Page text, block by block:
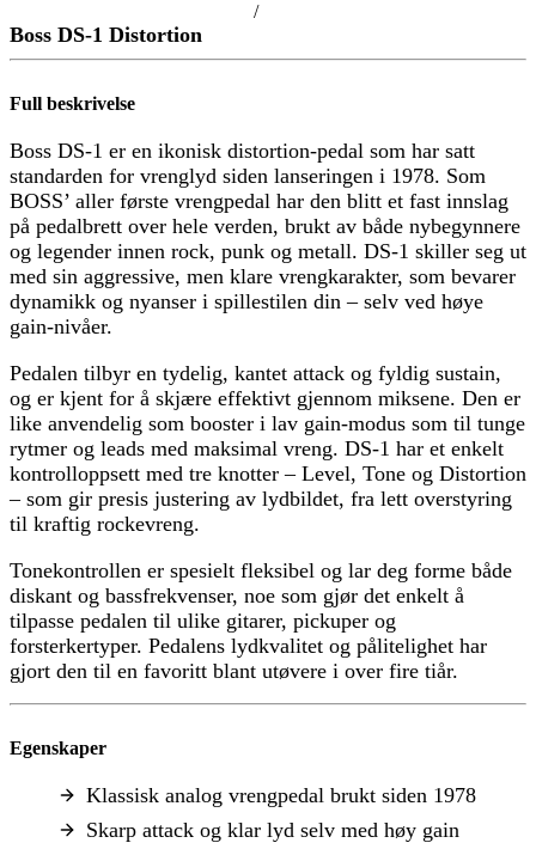
/
Boss DS-1 Distortion
Full beskrivelse
Boss DS-1 er en ikonisk distortion-pedal som har satt
standarden for vrenglyd siden lanseringen i 1978. Som
BOSS’ aller første vrengpedal har den blitt et fast innslag
på pedalbrett over hele verden, brukt av både nybegynnere
og legender innen rock, punk og metall. DS-1 skiller seg ut
med sin aggressive, men klare vrengkarakter, som bevarer
dynamikk og nyanser i spillestilen din – selv ved høye
gain-nivåer.
Pedalen tilbyr en tydelig, kantet attack og fyldig sustain,
og er kjent for å skjære effektivt gjennom miksene. Den er
like anvendelig som booster i lav gain-modus som til tunge
rytmer og leads med maksimal vreng. DS-1 har et enkelt
kontrolloppsett med tre knotter – Level, Tone og Distortion
– som gir presis justering av lydbildet, fra lett overstyring
til kraftig rockevreng.
Tonekontrollen er spesielt fleksibel og lar deg forme både
diskant og bassfrekvenser, noe som gjør det enkelt å
tilpasse pedalen til ulike gitarer, pickuper og
forsterkertyper. Pedalens lydkvalitet og pålitelighet har
gjort den til en favoritt blant utøvere i over fire tiår.
Egenskaper
Klassisk analog vrengpedal brukt siden 1978
Skarp attack og klar lyd selv med høy gain